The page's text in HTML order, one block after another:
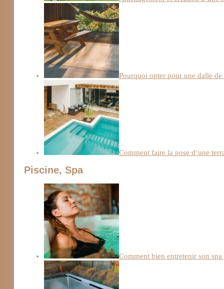
Pourquoi opter pour une dalle de
Comment faire la pose d’une
Piscine, Spa
Comment bien entretenir son